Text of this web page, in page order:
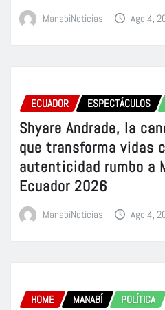
ManabiNoticias Ago 4,
ECUADOR ESPECTÁCULOS
Shyare Andrade, la
que transforma vidas
autenticidad rumbo a
Ecuador 2026
ManabiNoticias Ago 4,
HOME MANABÍ POLÍTICA